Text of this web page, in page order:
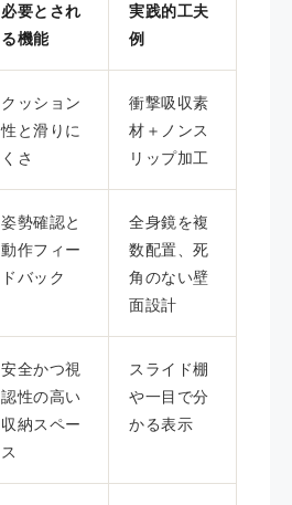
必要とされ
る機能
実践的工夫
例
クッション
性と滑りに
くさ
衝撃吸収素
材＋ノンス
リップ加工
姿勢確認と
動作フィー
ドバック
全身鏡を複
数配置、死
角のない壁
面設計
安全かつ視
認性の高い
収納スペー
ス
スライド棚
や一目で分
かる表示